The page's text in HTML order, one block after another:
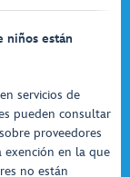
niños están
servicios de
pueden consultar
proveedores
exención en la que
no están